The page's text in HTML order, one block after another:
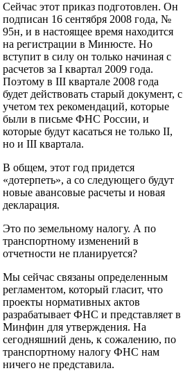
Сейчас этот приказ подготовлен. Он
подписан 16 сентября 2008 года, №
95н, и в настоящее время находится
на регистрации в Минюсте. Но
вступит в силу он только начиная с
расчетов за I квартал 2009 года.
Поэтому в III квартале 2008 года
будет действовать старый документ, с
учетом тех рекомендаций, которые
были в письме ФНС России, и
которые будут касаться не только II,
но и III квартала.
В общем, этот год придется
«дотерпеть», а со следующего будут
новые авансовые расчеты и новая
декларация.
Это по земельному налогу. А по
транспортному изменений в
отчетности не планируется?
Мы сейчас связаны определенным
регламентом, который гласит, что
проекты нормативных актов
разрабатывает ФНС и представляет в
Минфин для утверждения. На
сегодняшний день, к сожалению, по
транспортному налогу ФНС нам
ничего не представила.